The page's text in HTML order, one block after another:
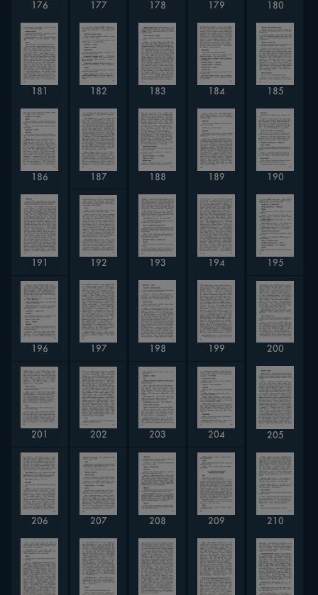
176 177 178 179 180
181 182 183 184 185
186 187 188 189 190
191 192 193 194 195
196 197 198 199 200
201 202 203 204 205
206 207 208 209 210